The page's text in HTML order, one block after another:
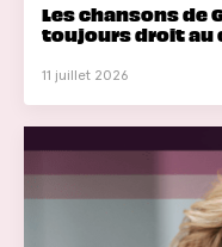
Les chansons de
toujours droit au
11 juillet 2026